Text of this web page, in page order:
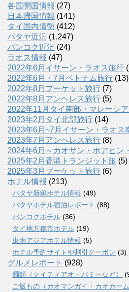
各国開国情報 (27)
日本帰国情報 (141)
タイ国内情勢 (412)
パタヤ近況 (1,247)
バンコク近況 (24)
ラオス情報 (47)
2022年6月イサーン・ラオス旅行
2022年6月・7月ベトナム旅行 (13)
2022年8月プーケット旅行 (7)
2022年8月アンヘレス旅行 (5)
2022年11月タイ南部・マレーシ
2023年2月タイ北部旅行 (14)
2023年6月~7月イサーン・ラオス
2023年7月アンヘレス旅行 (8)
2024年6月～カオサン・ホアヒン
2025年2月香港トランジット旅 (5)
2025年3月プーケット旅行 (6)
ホテル情報 (213)
パタヤ新築ホテル情報 (49)
パタヤホテル宿泊レポート (88)
バンコクホテル (36)
タイ地方都市ホテル (19)
東南アジアホテル情報 (5)
ホテル予約サイトや割引クーポン (3)
グルメレポート (928)
麺類（クイティアオ・バミーなど）
ご飯もの（カオマンガイ・カオカーム